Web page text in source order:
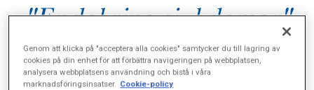
"Endokrina sjukdomar"
Genom att klicka på "acceptera alla cookies" samtycker du till lagring av
cookies på din enhet för att förbättra navigeringen på webbplatsen,
analysera webbplatsens användning och bistå i våra
marknadsföringsinsatser. Cookie-policy